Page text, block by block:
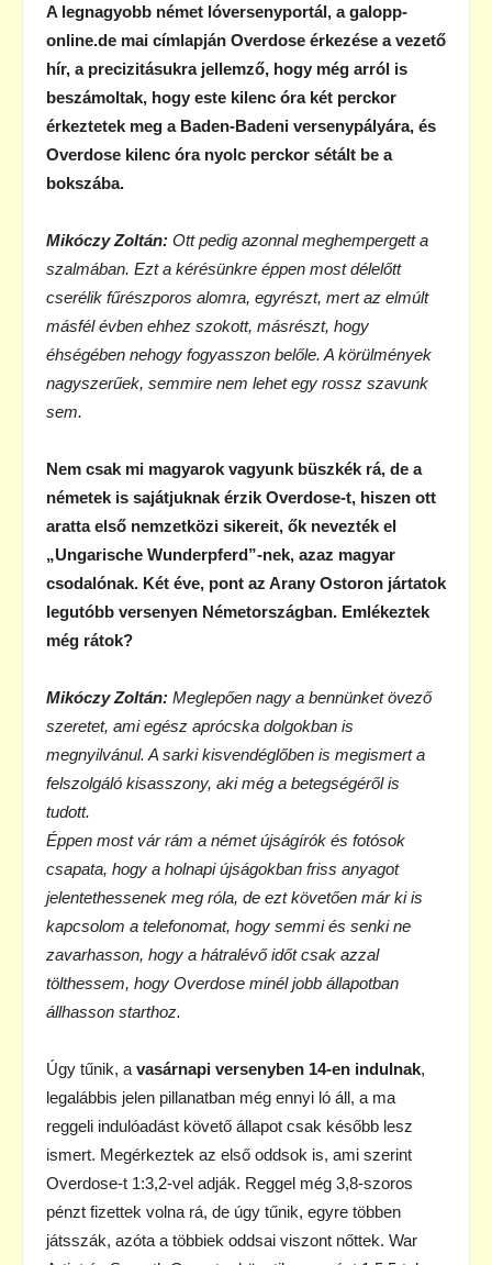
A legnagyobb német lóversenyportál, a galopp-
online.de mai címlapján Overdose érkezése a vezető
hír, a precizitásukra jellemző, hogy még arról is
beszámoltak, hogy este kilenc óra két perckor
érkeztetek meg a Baden-Badeni versenypályára, és
Overdose kilenc óra nyolc perckor sétált be a
bokszába.
Mikóczy Zoltán: Ott pedig azonnal meghempergett a
szalmában. Ezt a kérésünkre éppen most délelőtt
cserélik fűrészporos alomra, egyrészt, mert az elmúlt
másfél évben ehhez szokott, másrészt, hogy
éhségében nehogy fogyasszon belőle. A körülmények
nagyszerűek, semmire nem lehet egy rossz szavunk
sem.
Nem csak mi magyarok vagyunk büszkék rá, de a
németek is sajátjuknak érzik Overdose-t, hiszen ott
aratta első nemzetközi sikereit, ők nevezték el
„Ungarische Wunderpferd”-nek, azaz magyar
csodalónak. Két éve, pont az Arany Ostoron jártatok
legutóbb versenyen Németországban. Emlékeztek
még rátok?
Mikóczy Zoltán: Meglepően nagy a bennünket övező
szeretet, ami egész aprócska dolgokban is
megnyilvánul. A sarki kisvendéglőben is megismert a
felszolgáló kisasszony, aki még a betegségéről is
tudott.
Éppen most vár rám a német újságírók és fotósok
csapata, hogy a holnapi újságokban friss anyagot
jelentethessenek meg róla, de ezt követően már ki is
kapcsolom a telefonomat, hogy semmi és senki ne
zavarhasson, hogy a hátralévő időt csak azzal
tölthessem, hogy Overdose minél jobb állapotban
állhasson starthoz.
Úgy tűnik, a vasárnapi versenyben 14-en indulnak,
legalábbis jelen pillanatban még ennyi ló áll, a ma
reggeli indulóadást követő állapot csak később lesz
ismert. Megérkeztek az első oddsok is, ami szerint
Overdose-t 1:3,2-vel adják. Reggel még 3,8-szoros
pénzt fizettek volna rá, de úgy tűnik, egyre többen
játsszák, azóta a többiek oddsai viszont nőttek. War